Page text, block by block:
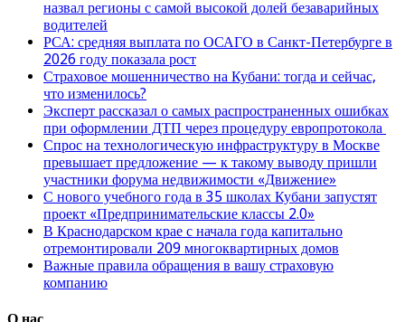
назвал регионы с самой высокой долей безаварийных
водителей
РСА: средняя выплата по ОСАГО в Санкт-Петербурге в
2026 году показала рост
Страховое мошенничество на Кубани: тогда и сейчас,
что изменилось?
Эксперт рассказал о самых распространенных ошибках
при оформлении ДТП через процедуру европротокола
Спрос на технологическую инфраструктуру в Москве
превышает предложение — к такому выводу пришли
участники форума недвижимости «Движение»
С нового учебного года в 35 школах Кубани запустят
проект «Предпринимательские классы 2.0»
В Краснодарском крае с начала года капитально
отремонтировали 209 многоквартирных домов
Важные правила обращения в вашу страховую
компанию